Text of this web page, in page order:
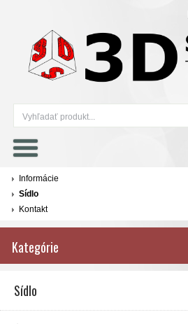
Informácie
Sídlo
Kontakt
Kategórie
Sídlo